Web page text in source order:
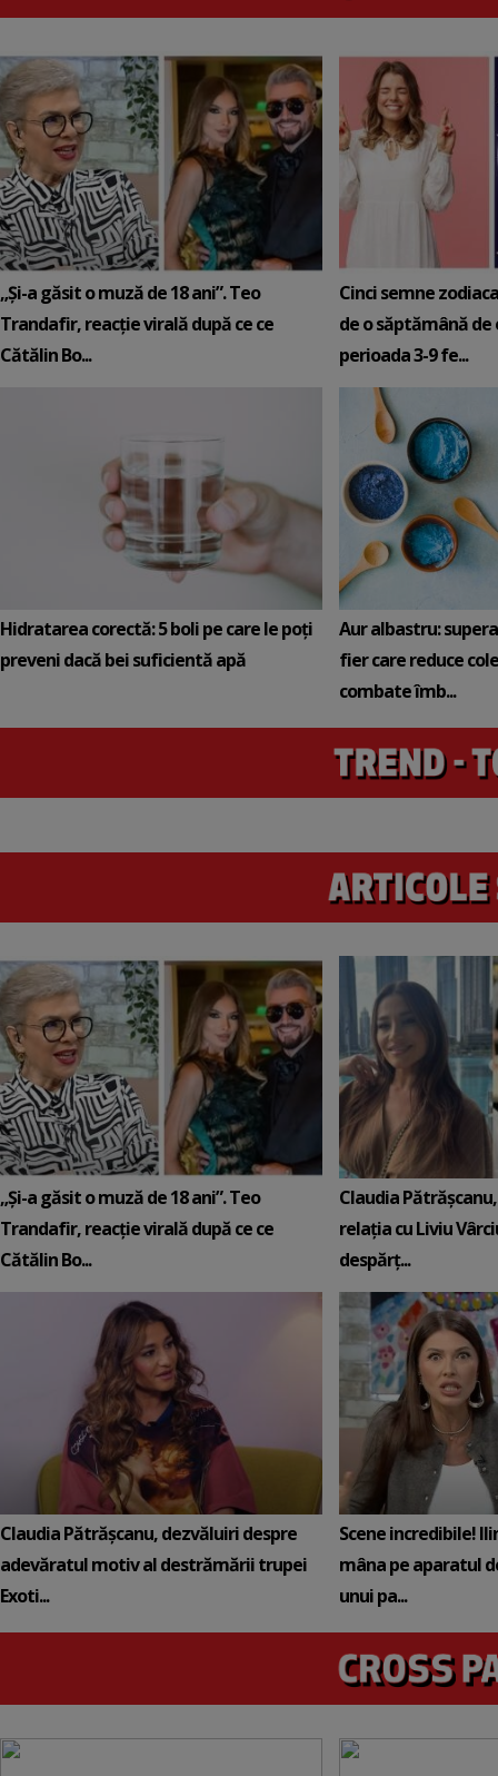
„Și-a găsit o muză de 18 ani”. Teo
Trandafir, reacție virală după ce ce
Cătălin Bo...
Cinci semne
de o săptămână de
perioada 3-9 fe...
Hidratarea corectă: 5 boli pe care le poți
preveni dacă bei suficientă apă
Aur albastru:
fier care reduce
combate îmb...
„Și-a găsit o muză de 18 ani”. Teo
Trandafir, reacție virală după ce ce
Cătălin Bo...
Claudia
relația cu Liviu
despărț...
Claudia Pătrășcanu, dezvăluiri despre
adevăratul motiv al destrămării trupei
Exoti...
Scene incredibile!
mâna pe aparatul
unui pa...